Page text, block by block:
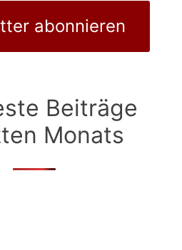
abonnieren
Beiträge
Monats